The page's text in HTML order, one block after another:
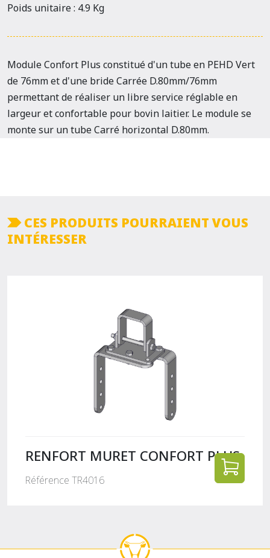
Poids unitaire : 4.9 Kg
Module Confort Plus constitué d'un tube en PEHD Vert
de 76mm et d'une bride Carrée D.80mm/76mm
permettant de réaliser un libre service réglable en
largeur et confortable pour bovin laitier. Le module se
monte sur un tube Carré horizontal D.80mm.
CES PRODUITS POURRAIENT VOUS
INTÉRESSER
RENFORT MURET CONFORT PLUS
Référence TR4016